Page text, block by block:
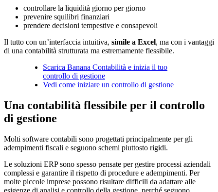
controllare la liquidità giorno per giorno
prevenire squilibri finanziari
prendere decisioni tempestive e consapevoli
Il tutto con un’interfaccia intuitiva, simile a Excel, ma con i vantaggi
di una contabilità strutturata ma estremamente flessibile.
Scarica Banana Contabilità e inizia il tuo
controllo di gestione
Vedi come iniziare un controllo di gestione
Una contabilità flessibile per il controllo
di gestione
Molti software contabili sono progettati principalmente per gli
adempimenti fiscali e seguono schemi piuttosto rigidi.
Le soluzioni ERP sono spesso pensate per gestire processi aziendali
complessi e garantire il rispetto di procedure e adempimenti. Per
molte piccole imprese possono risultare difficili da adattare alle
esigenze di analisi e controllo della gestione, perché seguono